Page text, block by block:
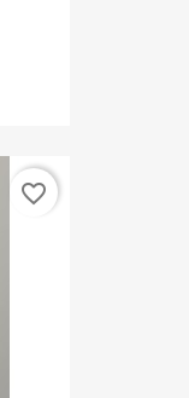
favorite_border